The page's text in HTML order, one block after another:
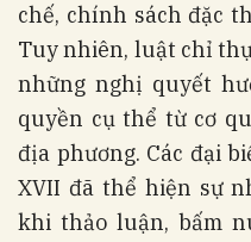
chế, chính sách đặc
Tuy nhiên, luật chỉ
những nghị quyết
quyền cụ thể từ cơ
địa phương. Các đại
XVII đã thể hiện sự
khi thảo luận, bấm